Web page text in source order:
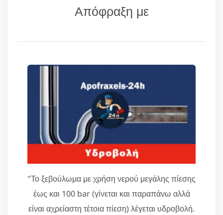
Απόφραξη με
"Το ξεβούλωμα με χρήση νερού μεγάλης πίεσης
έως και 100 bar (γίνεται και παραπάνω αλλά
είναι αχρείαστη τέτοια πίεση) λέγεται υδροβολή.